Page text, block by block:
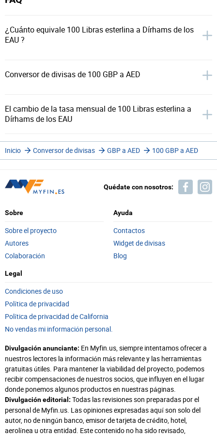
¿Cuánto equivale 100 Libras esterlina a Dírhams de los
EAU ?
Conversor de divisas de 100 GBP a AED
El cambio de la tasa mensual de 100 Libras esterlina a
Dírhams de los EAU
Inicio Conversor de divisas GBP a AED 100 GBP a AED
Quédate con nosotros:
Sobre
Sobre el proyecto
Autores
Colaboración
Ayuda
Contactos
Widget de divisas
Blog
Legal
Condiciones de uso
Política de privacidad
Política de privacidad de California
No vendas mi información personal.
Divulgación anunciante: En Myfin.us, siempre intentamos ofrecer a
nuestros lectores la información más relevante y las herramientas
gratuitas útiles. Para mantener la viabilidad del proyecto, podemos
recibir compensaciones de nuestros socios, que influyen en el lugar
donde ponemos algunos productos en nuestras páginas.
Divulgación editorial: Todas las revisiones son preparadas por el
personal de Myfin.us. Las opiniones expresadas aquí son solo del
autor, no de ningún banco, emisor de tarjeta de crédito, hotel,
aerolínea u otra entidad. Este contenido no ha sido revisado,